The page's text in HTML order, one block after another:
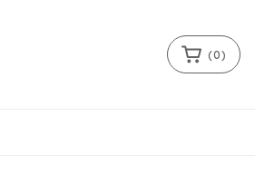
(0)